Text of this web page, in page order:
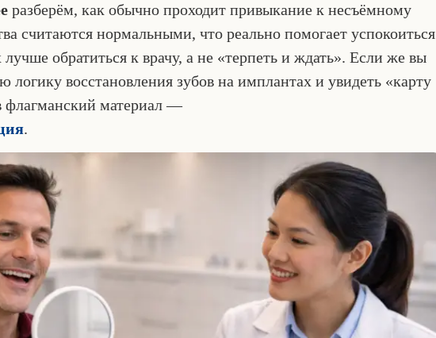
разберём, как обычно проходит привыкание к несъёмному
считаются нормальными, что реально помогает успокоиться
обратиться к врачу, а не «терпеть и ждать». Если же вы
логику восстановления зубов на имплантах и увидеть «карту
флагманский материал —
.